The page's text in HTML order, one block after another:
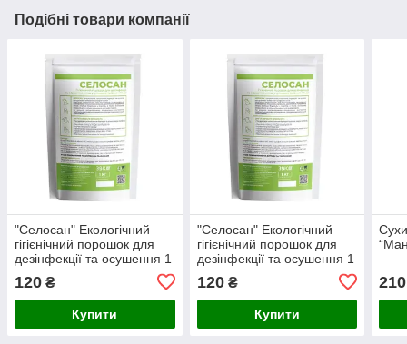
Подібні товари компанії
"Селосан" Екологічний
гігієнічний порошок для
дезінфекції та осушення 1
120 ₴
Купити
"Селосан" Екологічний
гігієнічний порошок для
дезінфекції та осушення 1
120₴
Купити
210